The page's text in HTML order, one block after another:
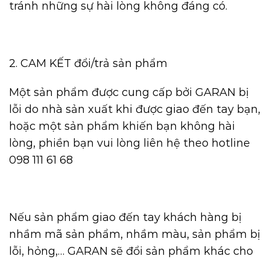
tránh những sự hài lòng không đáng có.
2. CAM KẾT đổi/trả sản phẩm
Một sản phẩm được cung cấp bởi GARAN bị
lỗi do nhà sản xuất khi được giao đến tay bạn,
hoặc một sản phẩm khiến bạn không hài
lòng, phiền bạn vui lòng liên hệ theo hotline
098 111 61 68
Nếu sản phẩm giao đến tay khách hàng bị
nhầm mã sản phẩm, nhầm màu, sản phẩm bị
lỗi, hỏng,… GARAN sẽ đổi sản phẩm khác cho